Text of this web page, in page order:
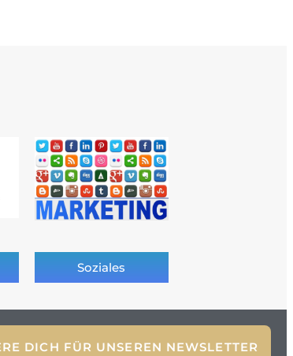
Soziales
DICH FÜR UNSEREN NEWSLETTER